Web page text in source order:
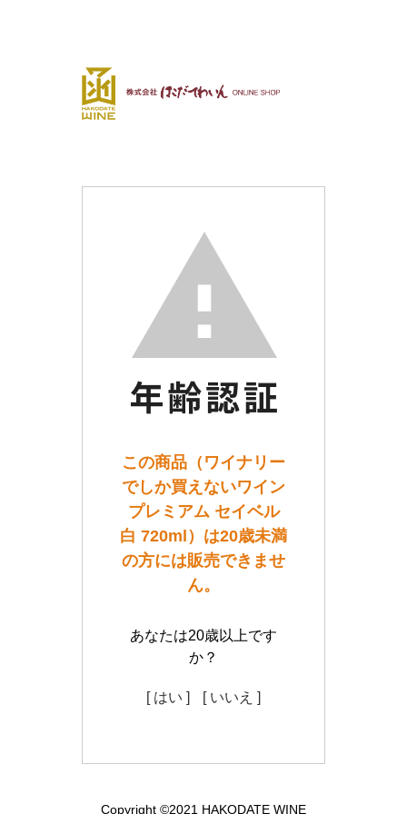
この商品（ワイナリー
でしか買えないワイン
プレミアム セイベル
白 720ml）は20歳未満
の方には販売できませ
ん。
あなたは20歳以上です
か？
[ はい ] [ いいえ ]
Copyright ©2021 HAKODATE WINE